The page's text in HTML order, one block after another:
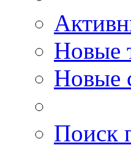
Новые
Новые
Поиск